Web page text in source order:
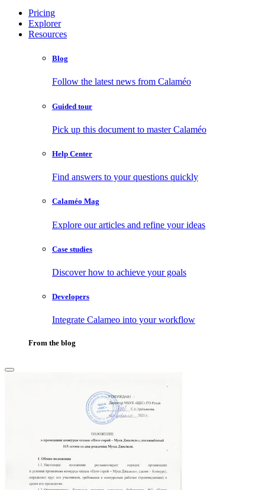
Pricing
Explorer
Resources
Blog
Follow the latest news from Calaméo
Guided tour
Pick up this document to master Calaméo
Help Center
Find answers to your questions quickly
Calaméo Mag
Explore our articles and refine your ideas
Case studies
Discover how to achieve your goals
Developers
Integrate Calameo into your workflow
From the blog